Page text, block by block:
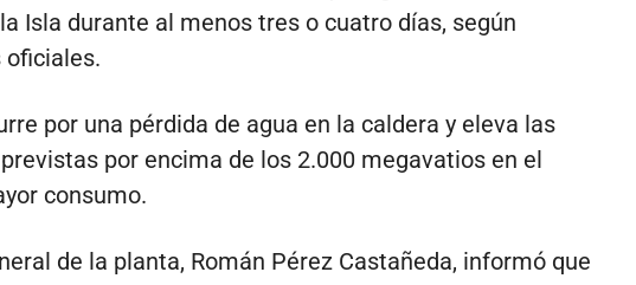
Isla durante al menos tres o cuatro días, según
por una pérdida de agua en la caldera y eleva las
por encima de los 2.000 megavatios en el
consumo.
de la planta, Román Pérez Castañeda, informó que